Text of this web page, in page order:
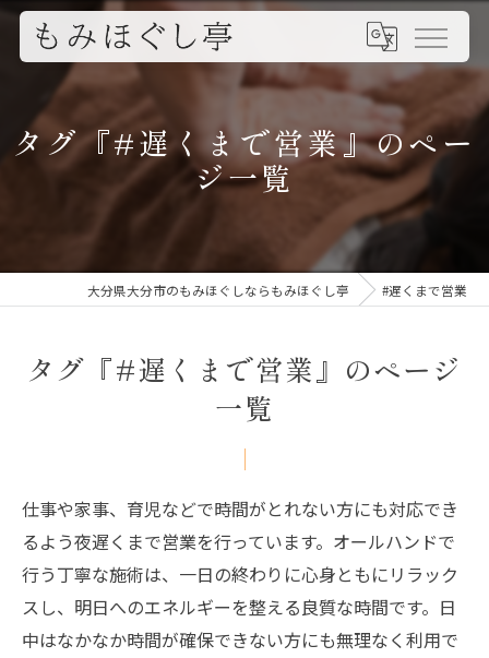
タグ『#遅くまで営業』のペー
ジ一覧
大分県大分市のもみほぐしならもみほぐし亭 #遅くまで営業
タグ『#遅くまで営業』のページ
一覧
仕事や家事、育児などで時間がとれない方にも対応でき
るよう夜遅くまで営業を行っています。オールハンドで
行う丁寧な施術は、一日の終わりに心身ともにリラック
スし、明日へのエネルギーを整える良質な時間です。日
中はなかなか時間が確保できない方にも無理なく利用で